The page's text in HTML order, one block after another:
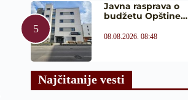
Javna rasprava o
budžetu Opštine…
08.08.2026. 08:48
Najčitanije vesti